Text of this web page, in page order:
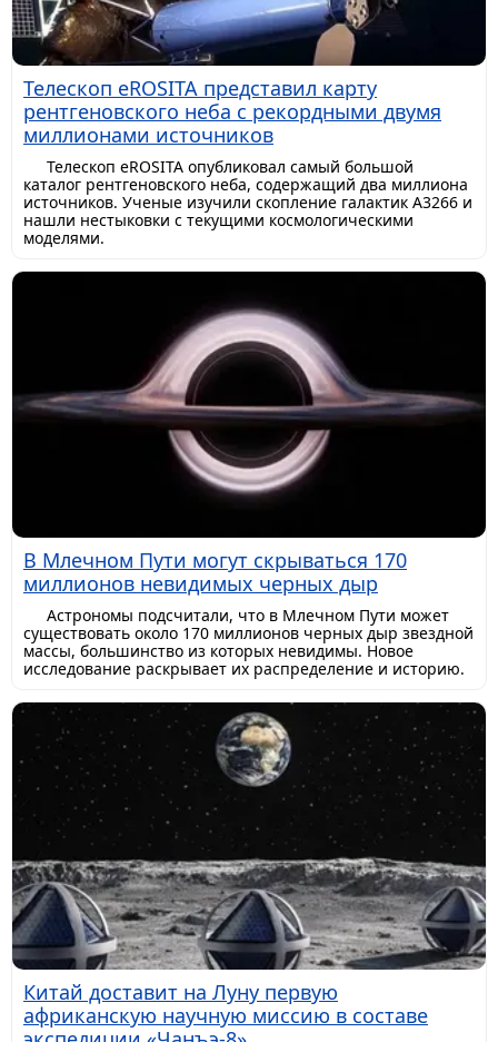
Телескоп eROSITA представил карту
рентгеновского неба с рекордными двумя
миллионами источников
Телескоп eROSITA опубликовал самый большой
каталог рентгеновского неба, содержащий два миллиона
источников. Ученые изучили скопление галактик A3266 и
нашли нестыковки с текущими космологическими
моделями.
В Млечном Пути могут скрываться 170
миллионов невидимых черных дыр
Астрономы подсчитали, что в Млечном Пути может
существовать около 170 миллионов черных дыр звездной
массы, большинство из которых невидимы. Новое
исследование раскрывает их распределение и историю.
Китай доставит на Луну первую
африканскую научную миссию в составе